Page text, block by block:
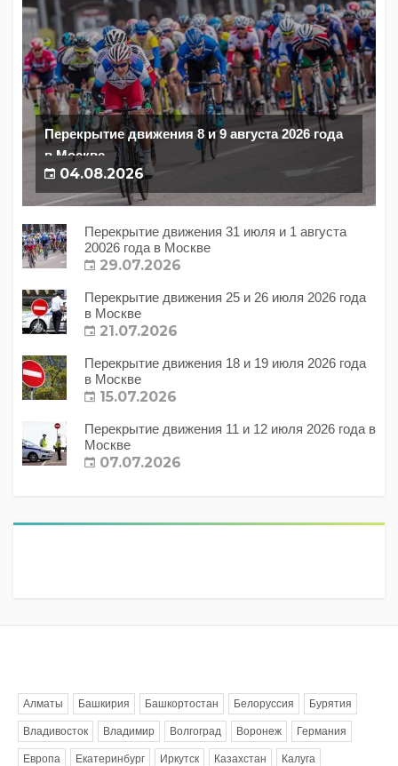
Перекрытие движения 8 и 9 августа 2026 года
в Москве
04.08.2026
Перекрытие движения 31 июля и 1 августа
20026 года в Москве
29.07.2026
Перекрытие движения 25 и 26 июля 2026 года
в Москве
21.07.2026
Перекрытие движения 18 и 19 июля 2026 года
в Москве
15.07.2026
Перекрытие движения 11 и 12 июля 2026 года в
Москве
07.07.2026
Алматы Башкирия Башкортостан Белоруссия Бурятия
Владивосток Владимир Волгоград Воронеж Германия
Европа Екатеринбург Иркутск Казахстан Калуга